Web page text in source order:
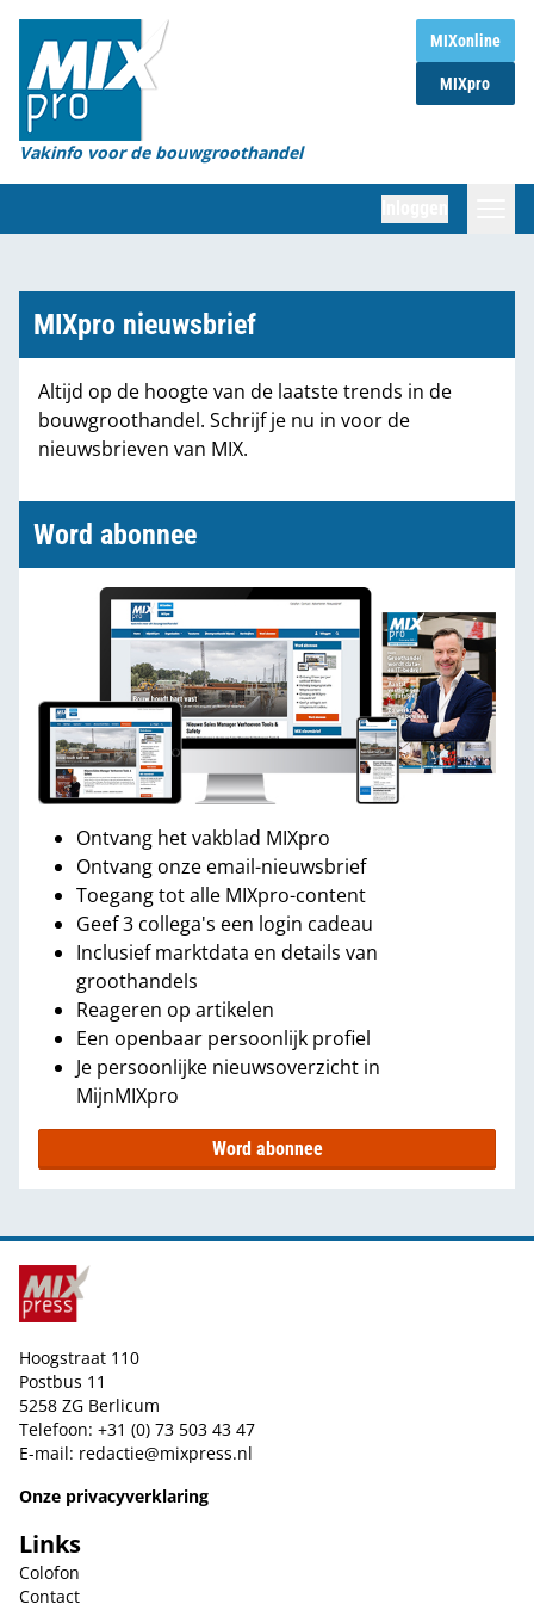
MIXonline
MIXpro
Vakinfo voor de bouwgroothandel
Home
Magazines
Organisaties
Marktcijfers
Partners
MIXpro nieuwsbrief
Altijd op de hoogte van de laatste trends in de
bouwgroothandel. Schrijf je nu in voor de
nieuwsbrieven van MIX.
Word abonnee
Ontvang het vakblad MIXpro
Ontvang onze email-nieuwsbrief
Toegang tot alle MIXpro-content
Geef 3 collega's een login cadeau
Inclusief marktdata en details van
groothandels
Reageren op artikelen
Een openbaar persoonlijk profiel
Je persoonlijke nieuwsoverzicht in
MijnMIXpro
Word abonnee
Hoogstraat 110
Postbus 11
5258 ZG Berlicum
Telefoon: +31 (0) 73 503 43 47
E-mail: redactie@mixpress.nl
Onze privacyverklaring
Links
Colofon
Contact